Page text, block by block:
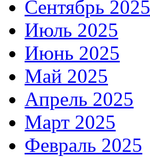
Сентябрь 2025
Июль 2025
Июнь 2025
Май 2025
Апрель 2025
Март 2025
Февраль 2025